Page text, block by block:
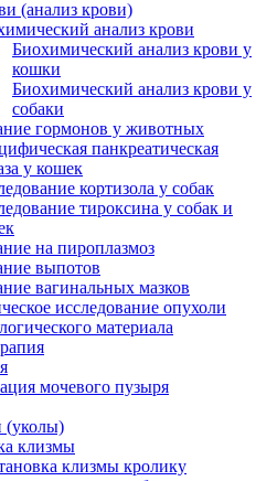
(анализ крови)
анализ крови
Биохимический анализ крови у
кошки
Биохимический анализ крови у
собаки
гормонов у животных
панкреатическая
у кошек
кортизола у собак
тироксина у собак и
на пироплазмоз
выпотов
вагинальных мазков
исследование опухоли
материала
мочевого пузыря
(уколы)
клизмы
клизмы кролику